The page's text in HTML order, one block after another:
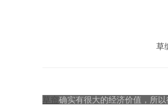
草
草帘确实有很大的经济价值，所